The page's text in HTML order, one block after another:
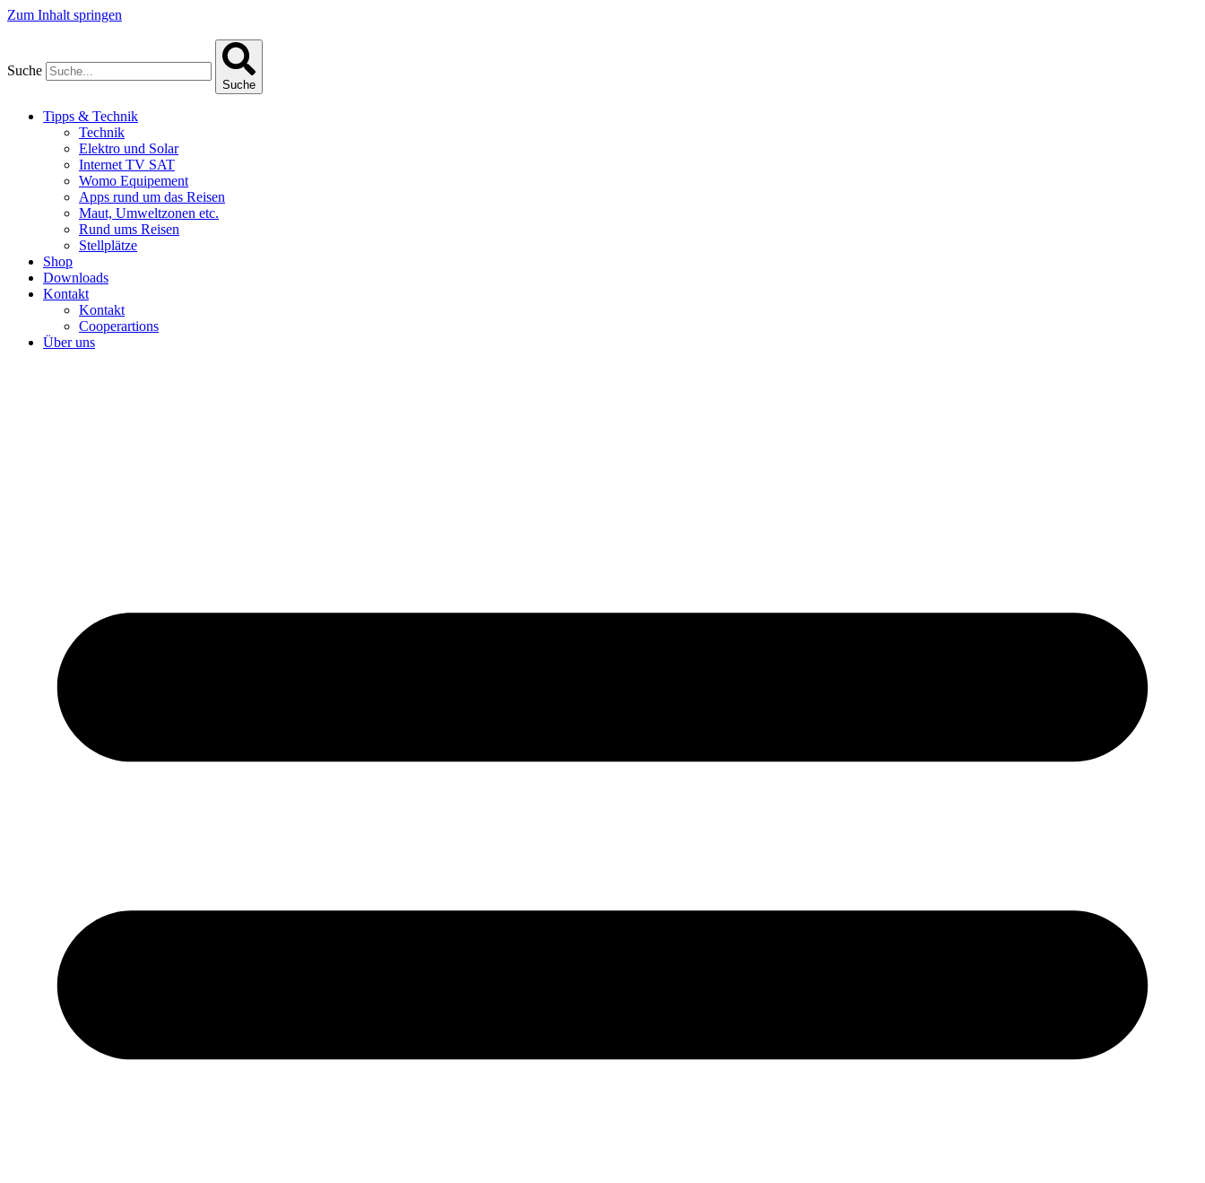
Zum Inhalt springen
Suche
Suche
Tipps & Technik
Technik
Elektro und Solar
Internet TV SAT
Womo Equipement
Apps rund um das Reisen
Maut, Umweltzonen etc.
Rund ums Reisen
Stellplätze
Shop
Downloads
Kontakt
Kontakt
Cooperartions
Über uns